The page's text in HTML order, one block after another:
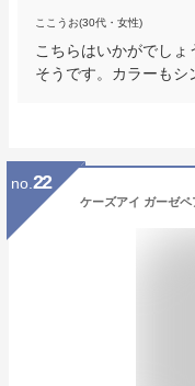
ここうお(30代・女性)
こちらはいかがでしょ
そうです。カラーもシ
no. 22